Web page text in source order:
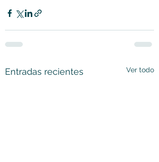
Entradas recientes Ver todo